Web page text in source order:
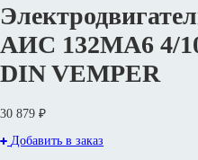
АИС 132МA6 4/
DIN VEMPER
30 879 ₽
Добавить в заказ